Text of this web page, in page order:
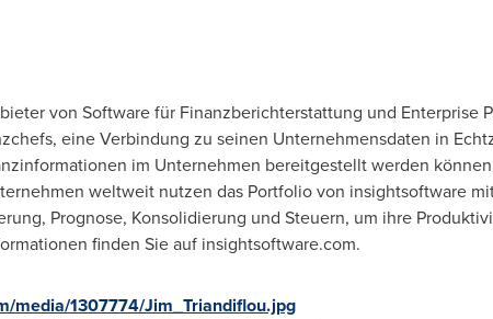
von Software für Finanzberichterstattung und Enterprise
eine Verbindung zu seinen Unternehmensdaten in
im Unternehmen bereitgestellt werden
weltweit nutzen das Portfolio von insightsoftware
Prognose, Konsolidierung und Steuern, um ihre
finden Sie auf insightsoftware.com.
media/1307774/Jim_Triandiflou.jpg